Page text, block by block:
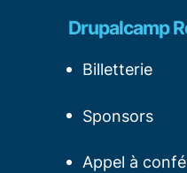
Drupalcamp
Billetterie
Sponsors
Appel à